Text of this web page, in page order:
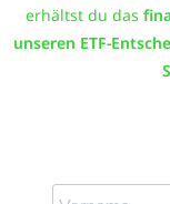
erhältst du das
unseren ETF-